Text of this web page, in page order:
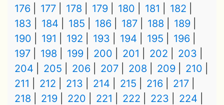
176
177 178 179 180 181
182
183
184 185 186 187 188
189
190
191 192 193 194 195
196
197
198 199 200 201 202
203
204
205 206 207 208 209
210
211
212 213 214 215 216
217
218
219 220 221 222 223
224